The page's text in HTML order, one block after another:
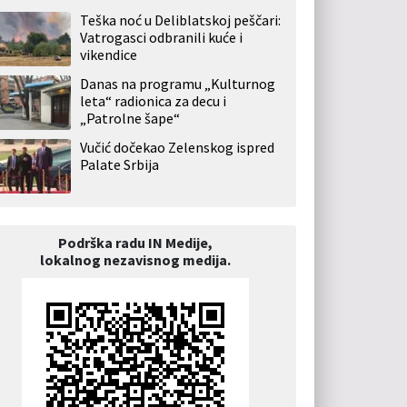
Teška noć u Deliblatskoj peščari:
Vatrogasci odbranili kuće i
vikendice
Danas na programu „Kulturnog
leta“ radionica za decu i
„Patrolne šape“
Vučić dočekao Zelenskog ispred
Palate Srbija
Podrška radu IN Medije,
lokalnog nezavisnog medija.